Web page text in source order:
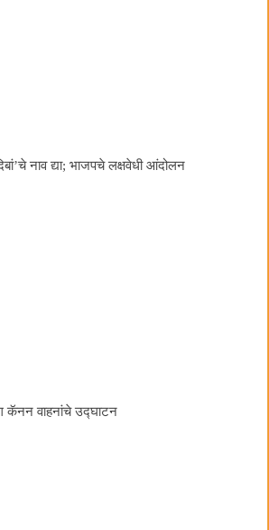
नाव द्या; भाजपचे लक्षवेधी आंदोलन
कॅनन वाहनांचे उद्घाटन